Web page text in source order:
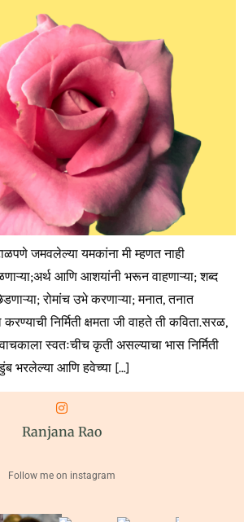
जमवलेल्या यमकांना मी म्हणत नाही
आणि आशयांनी भरून वाहणाऱ्या; शब्द
रोमांच उभे करणाऱ्या; मनात, तनात
निर्मिती क्षमता जी वाहते ती कविता.सरळ,
स्वतःचीच कृती असल्याचा भास निर्मिती
भरलेल्या आणि हवेच्या […]
Ranjana Rao
Follow me on instagram